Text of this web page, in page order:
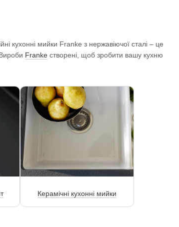
кухонні мийки Franke з нержавіючої сталі – це
Franke створені, щоб зробити вашу кухню
Керамічні кухонні мийки